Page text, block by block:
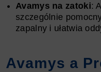
Avamys na zatoki:
szczególnie
zapalny i ułatwia
Avamys a